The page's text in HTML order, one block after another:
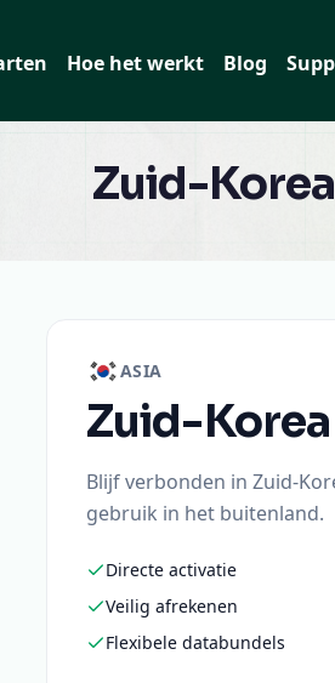
Hoe het werkt Blog
Zuid-Korea
ASIA
Zuid-Korea
Blijf verbonden in Zuid-
gebruik in het buitenland.
Directe activatie
Veilig afrekenen
Flexibele databundels